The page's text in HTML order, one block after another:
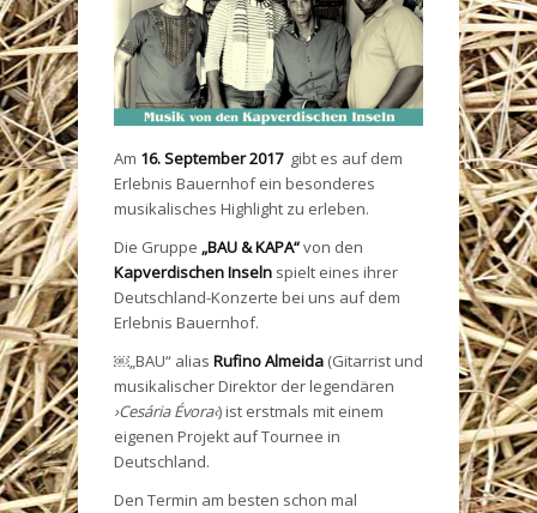
Am 16. September 2017gibt es auf dem
Erlebnis Bauernhof ein besonderes
musikalisches Highlight zu erleben.
Die Gruppe „BAU & KAPA“von den
Kapverdischen Inseln spielt eines ihrer
Deutschland-Konzerte bei uns auf dem
Erlebnis Bauernhof.
￼„BAU“ alias Rufino Almeida (Gitarrist und
musikalischer Direktor der legendären
›Cesária Évora‹) ist erstmals mit einem
eigenen Projekt auf Tournee in
Deutschland.
Den Termin am besten schon mal